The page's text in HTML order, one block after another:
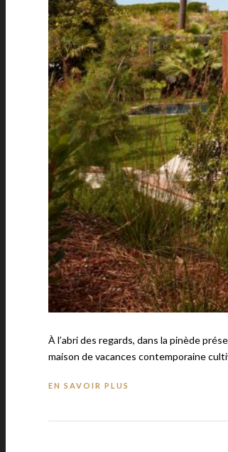
À l’abri des regards, dans la pinède
maison de vacances contemporaine
EN SAVOIR PLUS